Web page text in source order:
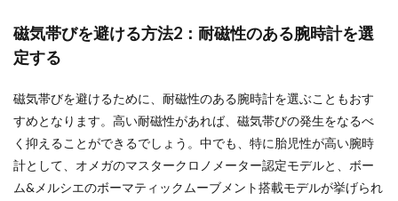
磁気帯びを避ける方法2：耐磁性のある腕時計を選
定する
磁気帯びを避けるために、耐磁性のある腕時計を選ぶこともおす
すめとなります。高い耐磁性があれば、磁気帯びの発生をなるべ
く抑えることができるでしょう。中でも、特に胎児性が高い腕時
計として、オメガのマスタークロノメーター認定モデルと、ボー
ム&メルシエのボーマティックムーブメント搭載モデルが挙げられ